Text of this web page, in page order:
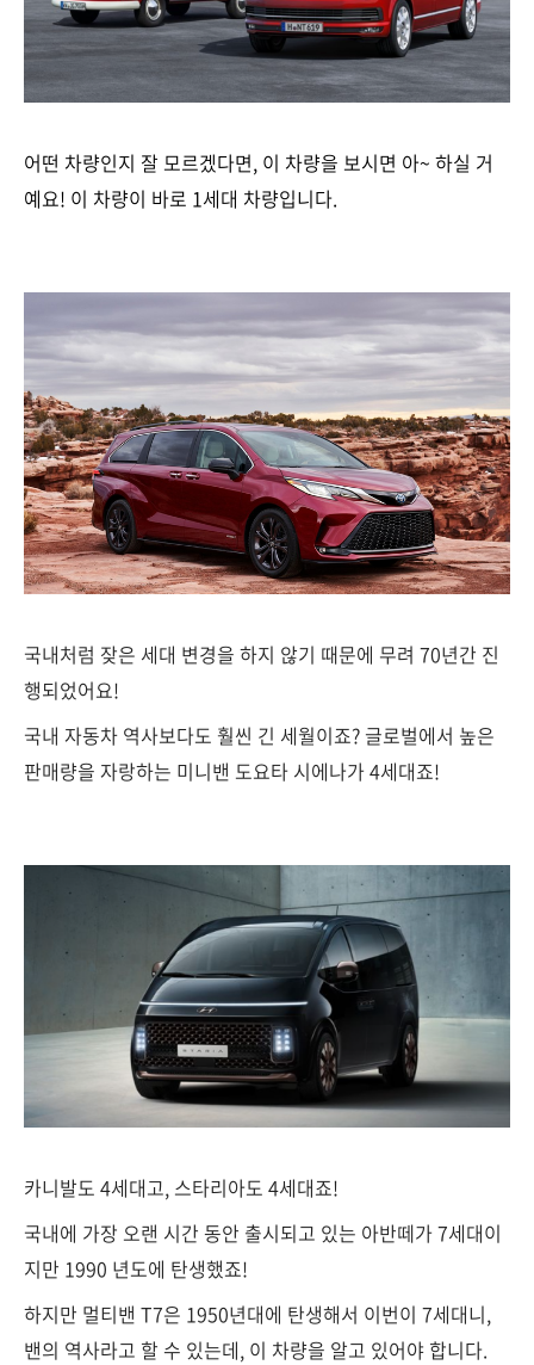
어떤 차량인지 잘 모르겠다면, 이 차량을 보시면 아~ 하실 거
예요! 이 차량이 바로 1세대 차량입니다.
국내처럼 잦은 세대 변경을 하지 않기 때문에 무려 70년간 진
행되었어요!
국내 자동차 역사보다도 훨씬 긴 세월이죠? 글로벌에서 높은
판매량을 자랑하는 미니밴 도요타 시에나가 4세대죠!
카니발도 4세대고, 스타리아도 4세대죠!
국내에 가장 오랜 시간 동안 출시되고 있는 아반떼가 7세대이
지만 1990 년도에 탄생했죠!
하지만 멀티밴 T7은 1950년대에 탄생해서 이번이 7세대니,
밴의 역사라고 할 수 있는데, 이 차량을 알고 있어야 합니다.